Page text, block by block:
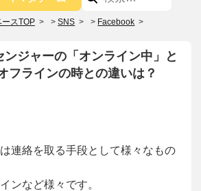
スTOP > SNS > Facebook >
ジャーの「オンライン中」と
フラインの時との違いは？
連絡を取る手段として様々なもの
ンなど様々です。